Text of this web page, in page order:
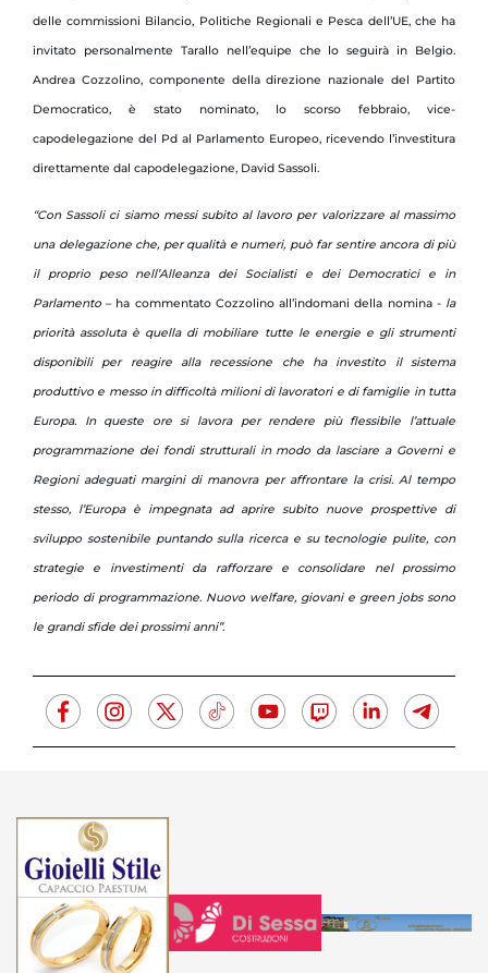
delle commissioni Bilancio, Politiche Regionali e Pesca dell’UE, che ha
invitato personalmente Tarallo nell’equipe che lo seguirà in Belgio.
Andrea Cozzolino, componente della direzione nazionale del Partito
Democratico, è stato nominato, lo scorso febbraio, vice-
capodelegazione del Pd al Parlamento Europeo, ricevendo l’investitura
direttamente dal capodelegazione, David Sassoli.
“Con Sassoli ci siamo messi subito al lavoro per valorizzare al massimo
una delegazione che, per qualità e numeri, può far sentire ancora di più
il proprio peso nell’Alleanza dei Socialisti e dei Democratici e in
Parlamento – ha commentato Cozzolino all’indomani della nomina - la
priorità assoluta è quella di mobiliare tutte le energie e gli strumenti
disponibili per reagire alla recessione che ha investito il sistema
produttivo e messo in difficoltà milioni di lavoratori e di famiglie in tutta
Europa. In queste ore si lavora per rendere più flessibile l’attuale
programmazione dei fondi strutturali in modo da lasciare a Governi e
Regioni adeguati margini di manovra per affrontare la crisi. Al tempo
stesso, l’Europa è impegnata ad aprire subito nuove prospettive di
sviluppo sostenibile puntando sulla ricerca e su tecnologie pulite, con
strategie e investimenti da rafforzare e consolidare nel prossimo
periodo di programmazione. Nuovo welfare, giovani e green jobs sono
le grandi sfide dei prossimi anni”.